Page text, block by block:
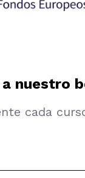
nuestro
cada